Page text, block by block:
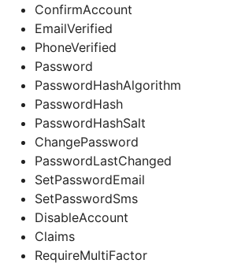
ConfirmAccount
EmailVerified
PhoneVerified
Password
PasswordHashAlgorithm
PasswordHash
PasswordHashSalt
ChangePassword
PasswordLastChanged
SetPasswordEmail
SetPasswordSms
DisableAccount
Claims
RequireMultiFactor